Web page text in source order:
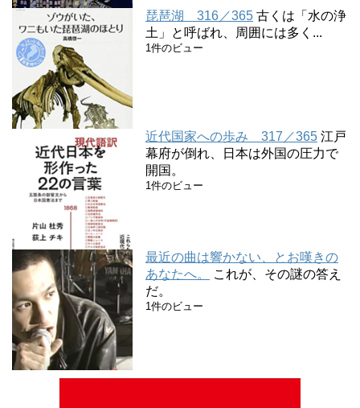
琵琶湖 316／365 古くは「水の浄
土」と呼ばれ、周囲には多く...
1件のビュー
近代国家への歩み 317／365 江戸
幕府が倒れ、日本は外国の圧力で
開国。
1件のビュー
最近の曲は響かない、とお嘆きの
あなたへ。
これが、その謎の答え
だ。
1件のビュー